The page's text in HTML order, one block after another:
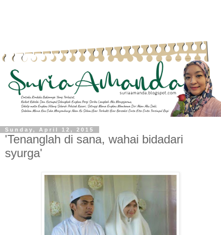
Sunday, April 12, 2015
'Tenanglah di sana, wahai bidadari
syurga'